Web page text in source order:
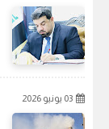
03 يونيو 2026